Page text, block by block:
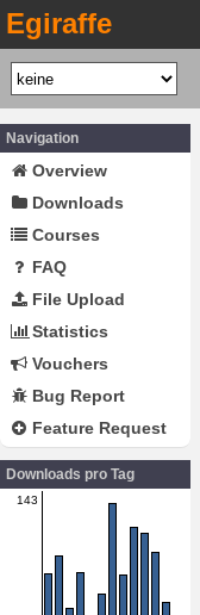
Egiraffe
Navigation
Overview
Downloads
Courses
FAQ
File Upload
Statistics
Vouchers
Bug Report
Feature Request
Downloads pro Tag
143